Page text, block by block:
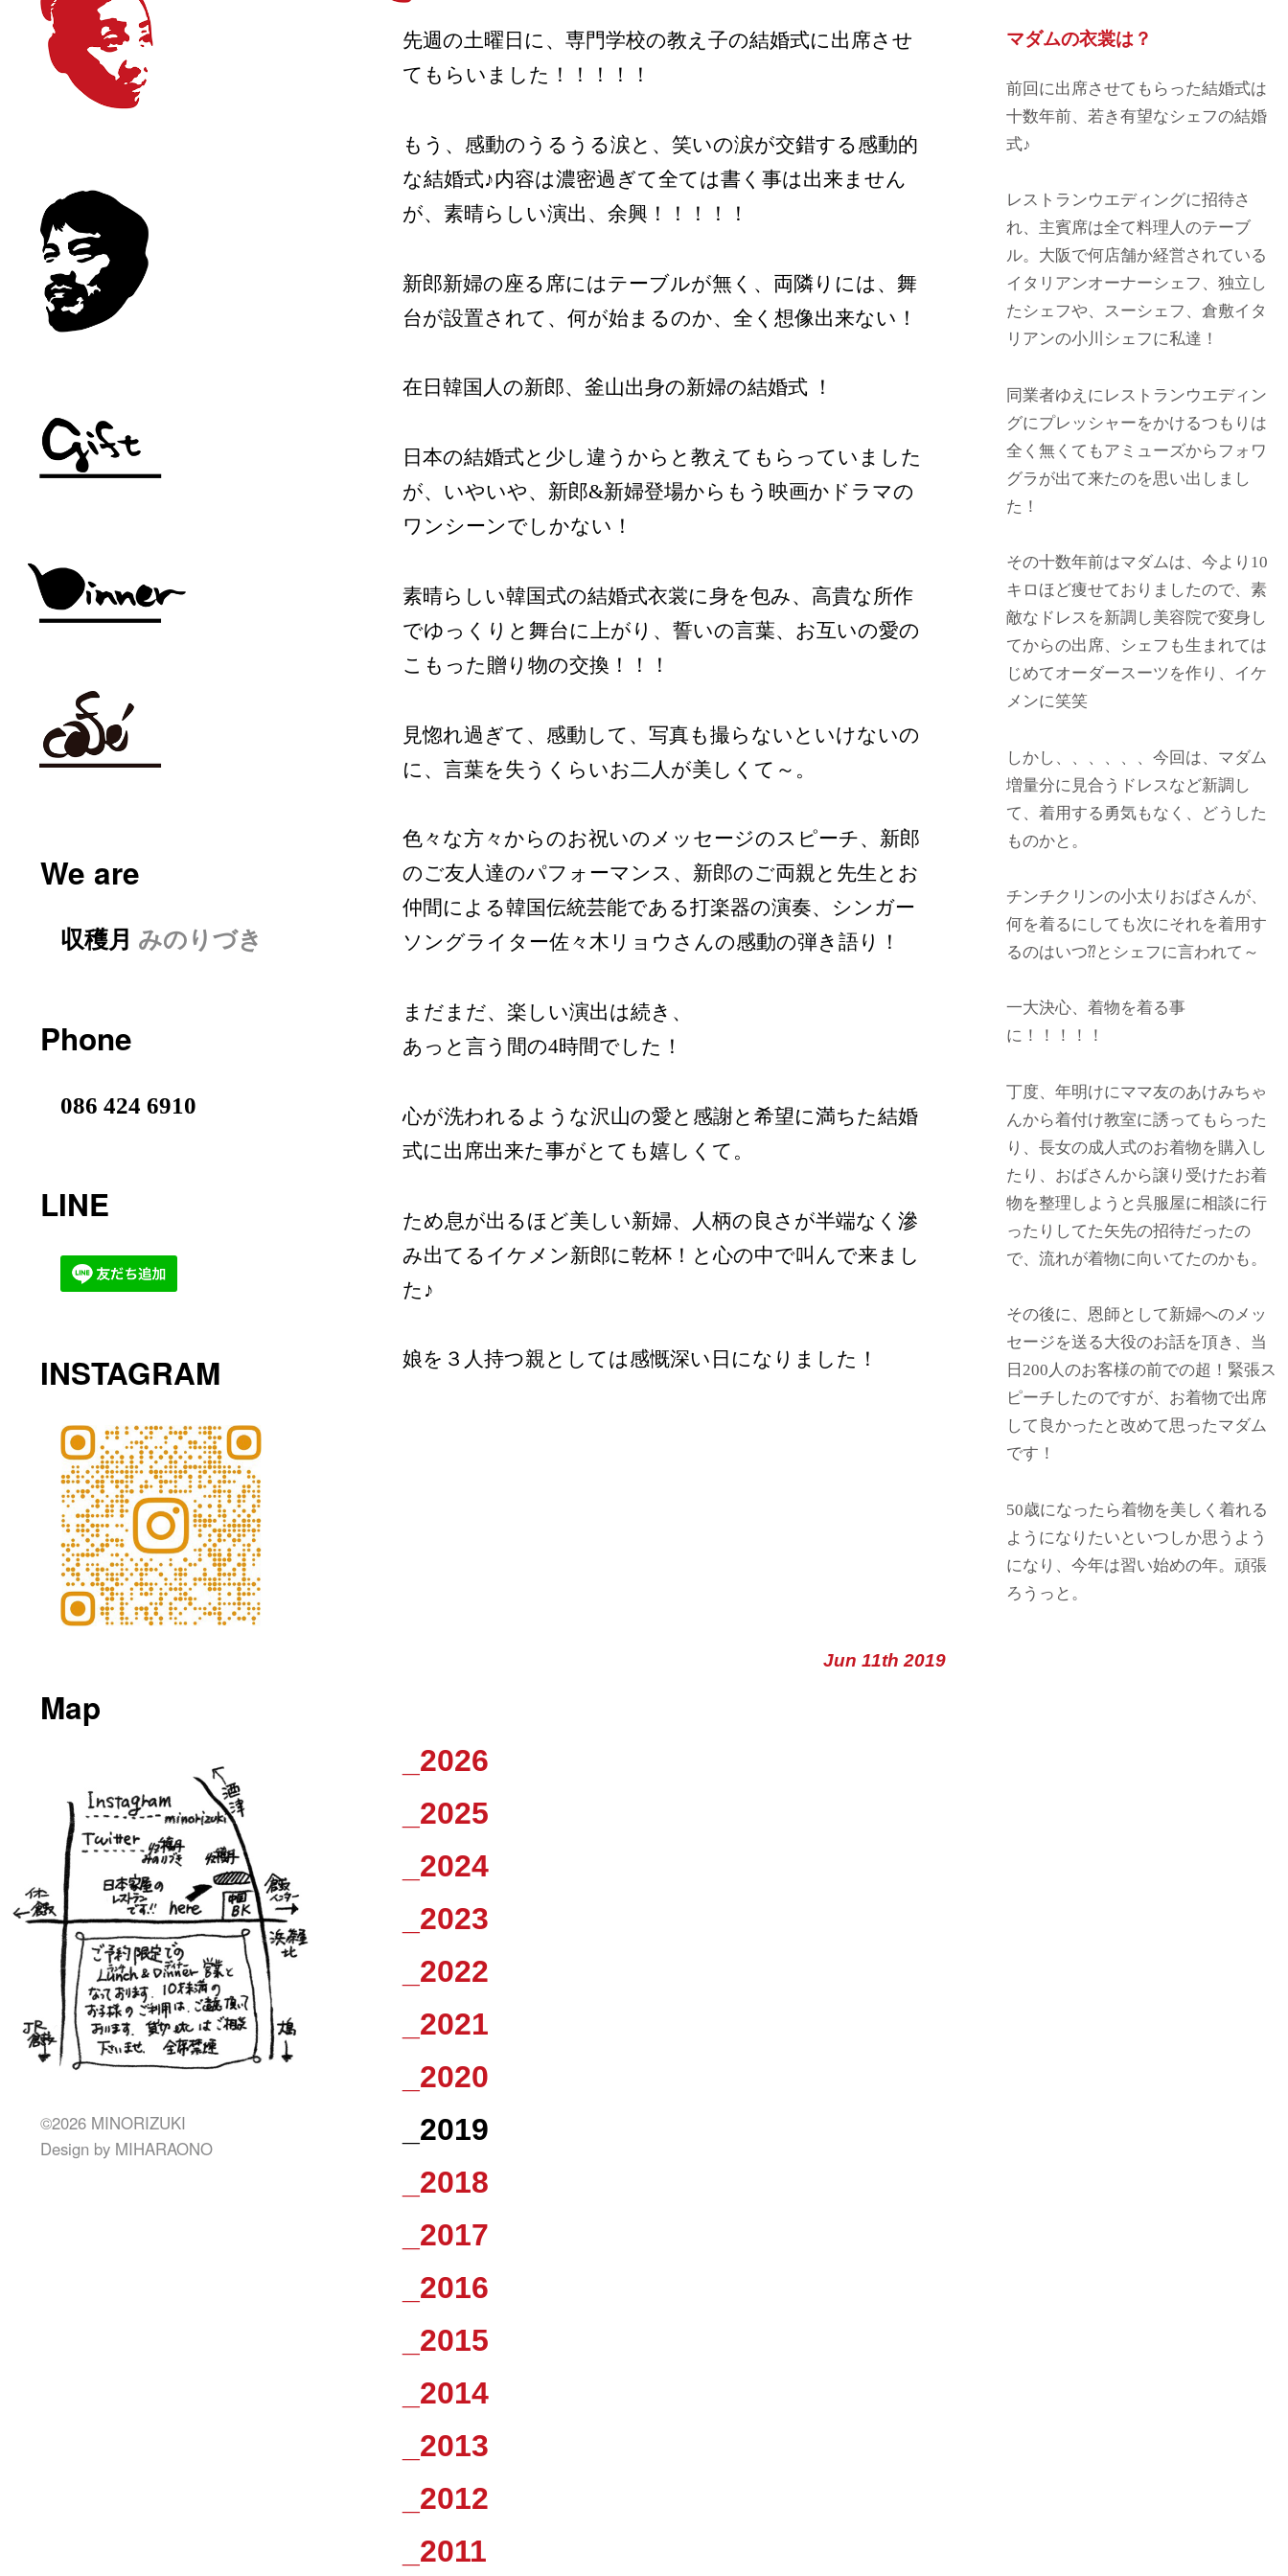
先週の土曜日に、専門学校の教え子の結婚式に出席させ
てもらいました！！！！！
もう、感動のうるうる涙と、笑いの涙が交錯する感動的
な結婚式♪内容は濃密過ぎて全ては書く事は出来ません
が、素晴らしい演出、余興！！！！！
新郎新婦の座る席にはテーブルが無く、両隣りには、舞
台が設置されて、何が始まるのか、全く想像出来ない！
在日韓国人の新郎、釜山出身の新婦の結婚式 ！
日本の結婚式と少し違うからと教えてもらっていました
が、いやいや、新郎&新婦登場からもう映画かドラマの
ワンシーンでしかない！
素晴らしい韓国式の結婚式衣裳に身を包み、高貴な所作
でゆっくりと舞台に上がり、誓いの言葉、お互いの愛の
こもった贈り物の交換！！！
見惚れ過ぎて、感動して、写真も撮らないといけないの
に、言葉を失うくらいお二人が美しくて～。
色々な方々からのお祝いのメッセージのスピーチ、新郎
のご友人達のパフォーマンス、新郎のご両親と先生とお
仲間による韓国伝統芸能である打楽器の演奏、シンガー
ソングライター佐々木リョウさんの感動の弾き語り！
まだまだ、楽しい演出は続き、
あっと言う間の4時間でした！
心が洗われるような沢山の愛と感謝と希望に満ちた結婚
式に出席出来た事がとても嬉しくて。
ため息が出るほど美しい新婦、人柄の良さが半端なく滲
み出てるイケメン新郎に乾杯！と心の中で叫んで来まし
た♪
娘を３人持つ親としては感慨深い日になりました！
マダムの衣裳は？
前回に出席させてもらった結婚式は
十数年前、若き有望なシェフの結婚
式♪
レストランウエディングに招待さ
れ、主賓席は全て料理人のテーブ
ル。大阪で何店舗か経営されている
イタリアンオーナーシェフ、独立し
たシェフや、スーシェフ、倉敷イタ
リアンの小川シェフに私達！
同業者ゆえにレストランウエディン
グにプレッシャーをかけるつもりは
全く無くてもアミューズからフォワ
グラが出て来たのを思い出しまし
た！
その十数年前はマダムは、今より10
キロほど痩せておりましたので、素
敵なドレスを新調し美容院で変身し
てからの出席、シェフも生まれては
じめてオーダースーツを作り、イケ
メンに笑笑
しかし、、、、、、今回は、マダム
増量分に見合うドレスなど新調し
て、着用する勇気もなく、どうした
ものかと。
チンチクリンの小太りおばさんが、
何を着るにしても次にそれを着用す
るのはいつ⁇とシェフに言われて～
一大決心、着物を着る事
に！！！！！
丁度、年明けにママ友のあけみちゃ
んから着付け教室に誘ってもらった
り、長女の成人式のお着物を購入し
たり、おばさんから譲り受けたお着
物を整理しようと呉服屋に相談に行
ったりしてた矢先の招待だったの
で、流れが着物に向いてたのかも。
その後に、恩師として新婦へのメッ
セージを送る大役のお話を頂き、当
日200人のお客様の前での超！緊張ス
ピーチしたのですが、お着物で出席
して良かったと改めて思ったマダム
です！
50歳になったら着物を美しく着れる
ようになりたいといつしか思うよう
になり、今年は習い始めの年。頑張
ろうっと。
Jun 11th 2019
_2026
_2025
_2024
_2023
_2022
_2021
_2020
_2019
_2018
_2017
_2016
_2015
_2014
_2013
_2012
_2011
We are
収穫月 みのりづき
Phone
086 424 6910
LINE
INSTAGRAM
Map
©2026 MINORIZUKI
Design by MIHARAONO